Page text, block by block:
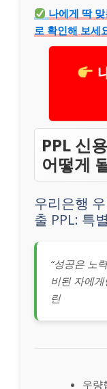
나에게 딱
로 확인해 보세
PPL 신
어떻게
우리은행
출 PPL: 특
“성공은 노
비된 자에
린
우량